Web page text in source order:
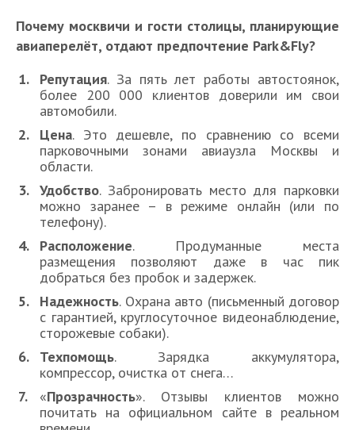
Почему москвичи и гости столицы, планирующие
авиаперелёт, отдают предпочтение Park&Fly?
Репутация. За пять лет работы автостоянок,
более 200 000 клиентов доверили им свои
автомобили.
Цена. Это дешевле, по сравнению со всеми
парковочными зонами авиаузла Москвы и
области.
Удобство. Забронировать место для парковки
можно заранее – в режиме онлайн (или по
телефону).
Расположение. Продуманные места
размещения позволяют даже в час пик
добраться без пробок и задержек.
Надежность. Охрана авто (письменный договор
с гарантией, круглосуточное видеонаблюдение,
сторожевые собаки).
Техпомощь. Зарядка аккумулятора,
компрессор, очистка от снега…
«Прозрачность». Отзывы клиентов можно
почитать на официальном сайте в реальном